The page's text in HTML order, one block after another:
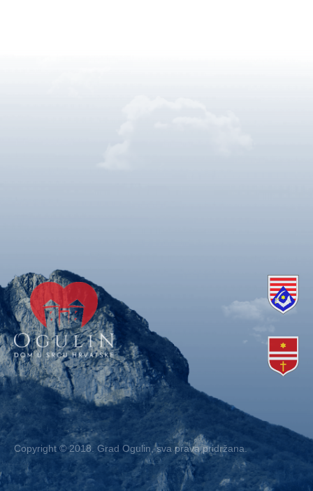
Copyright © 2018. Grad Ogulin, sva prava pridržana.